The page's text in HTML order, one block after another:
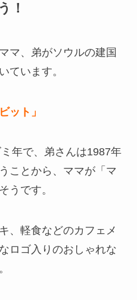
！
マ、弟がソウルの建国
ています。
ット」
年で、弟さんは1987年
こと から、ママが「マ
うです。
、軽食などのカフェメ
ロゴ入りのおしゃれな